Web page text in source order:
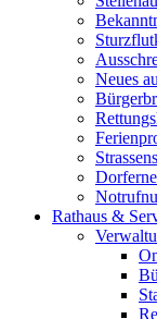
Neues
Rathaus &